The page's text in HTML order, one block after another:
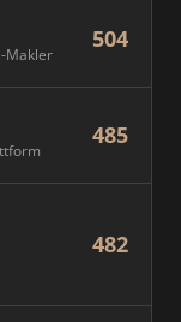
Makler
504
485
482